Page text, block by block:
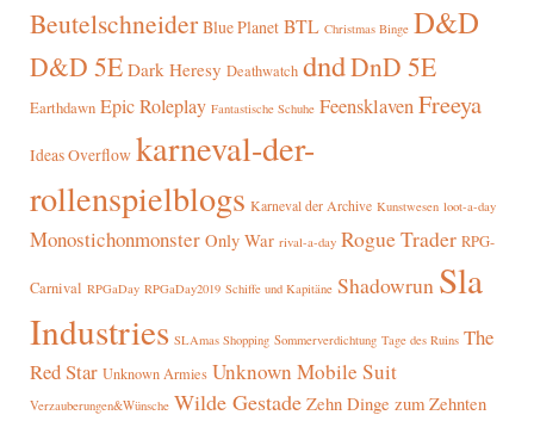
Beutelschneider Blue Planet BTL Christmas Binge D&D
D&D 5E Dark Heresy Deathwatch dndDnD 5E
Earthdawn Epic Roleplay Fantastische Schuhe FeensklavenFreeya
Ideas Overflow karneval-der-
rollenspielblogs Karneval der Archive Kunstwesen loot-a-day
Monostichonmonster Only War rival-a-day Rogue Trader RPG-
Carnival RPGaDay RPGaDay2019 Schiffe und Kapitäne Shadowrun Sla
Industries SLAmas Shopping Sommerverdichtung Tage des Ruins The
Red Star Unknown Armies Unknown Mobile Suit
Verzauberungen&Wünsche Wilde Gestade Zehn Dinge zum Zehnten